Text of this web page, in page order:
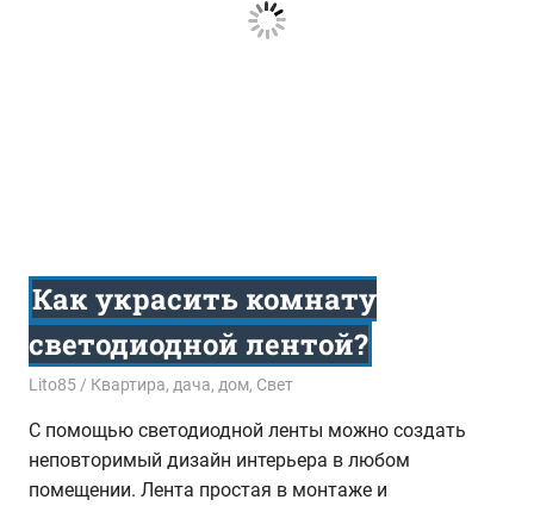
Как украсить комнату
светодиодной лентой?
26.06.2017
Lito85 Квартира, дача, дом, Свет
С помощью светодиодной ленты можно создать
неповторимый дизайн интерьера в любом
помещении. Лента простая в монтаже и